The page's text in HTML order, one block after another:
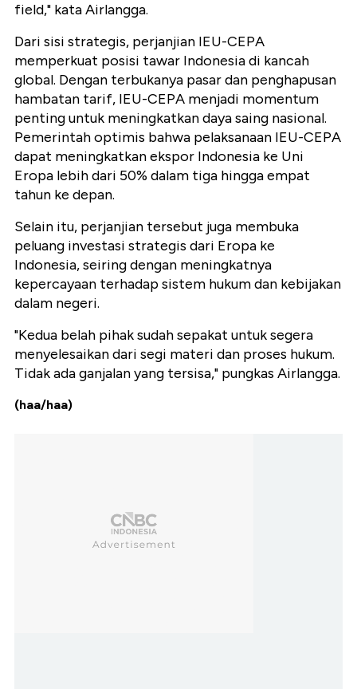
field," kata Airlangga.
Dari sisi strategis, perjanjian IEU-CEPA
memperkuat posisi tawar Indonesia di kancah
global. Dengan terbukanya pasar dan penghapusan
hambatan tarif, IEU-CEPA menjadi momentum
penting untuk meningkatkan daya saing nasional.
Pemerintah optimis bahwa pelaksanaan IEU-CEPA
dapat meningkatkan ekspor Indonesia ke Uni
Eropa lebih dari 50% dalam tiga hingga empat
tahun ke depan.
Selain itu, perjanjian tersebut juga membuka
peluang investasi strategis dari Eropa ke
Indonesia, seiring dengan meningkatnya
kepercayaan terhadap sistem hukum dan kebijakan
dalam negeri.
"Kedua belah pihak sudah sepakat untuk segera
menyelesaikan dari segi materi dan proses hukum.
Tidak ada ganjalan yang tersisa," pungkas Airlangga.
(haa/haa)